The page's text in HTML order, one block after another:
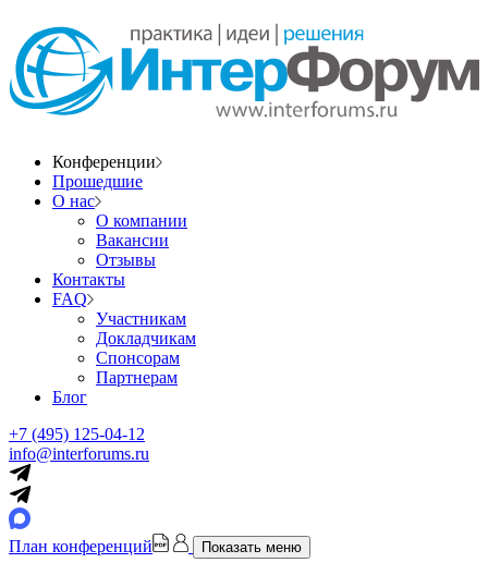
Конференции
Прошедшие
О нас
О компании
Вакансии
Отзывы
Контакты
FAQ
Участникам
Докладчикам
Спонсорам
Партнерам
Блог
+7 (495) 125-04-12
info@interforums.ru
План конференций Показать меню